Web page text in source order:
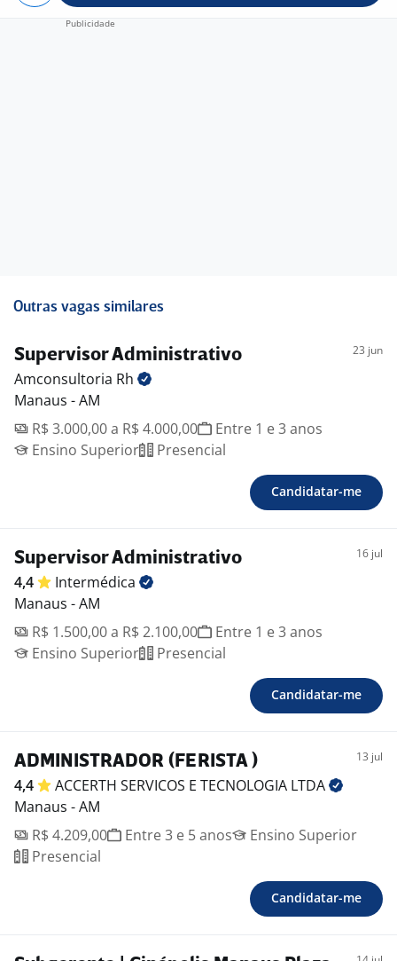
Outras vagas similares
Supervisor Administrativo 23 jun
Amconsultoria Rh
Manaus - AM
R$ 3.000,00 a R$ 4.000,00
Entre 1 e 3 anos
Ensino Superior
Presencial
Candidatar-me
Supervisor Administrativo 16 jul
4,4
Intermédica
Manaus - AM
R$ 1.500,00 a R$ 2.100,00
Entre 1 e 3 anos
Ensino Superior
Presencial
Candidatar-me
ADMINISTRADOR (FERISTA ) 13 jul
4,4 ACCERTH SERVICOS E TECNOLOGIA LTDA
Manaus - AM
R$ 4.209,00
Entre 3 e 5 anos
Ensino Superior
Presencial
Candidatar-me